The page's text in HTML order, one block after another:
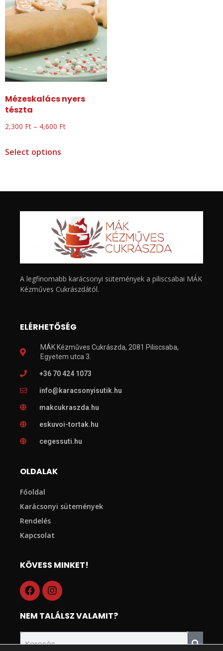
Mézeskalács nyers
tészta
2,300 Ft – 4,600 Ft
Select options
A legfinomabb karácsonyi sütemények a piliscsabai MÁK
Kézműves Cukrászdától.
ELÉRHETŐSÉG
MÁK Kézműves Cukrászda, 2081 Piliscsaba,
Egyetem utca 3.
+36 70 424 1073
info@karacsonyisutik.hu
makcukraszda.hu
eskuvoi-tortak.hu
cegessuti.hu
OLDALAK
Főoldal
Karácsonyi sütemények
Rendelés
Kapcsolat
KÖVESS MINKET!
NEM TALÁLSZ VALAMIT?